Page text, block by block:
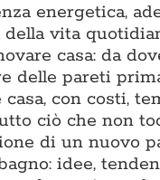
energetica,
vita
casa: da
delle pareti
con costi,
ciò che non
di un nuovo
idee,